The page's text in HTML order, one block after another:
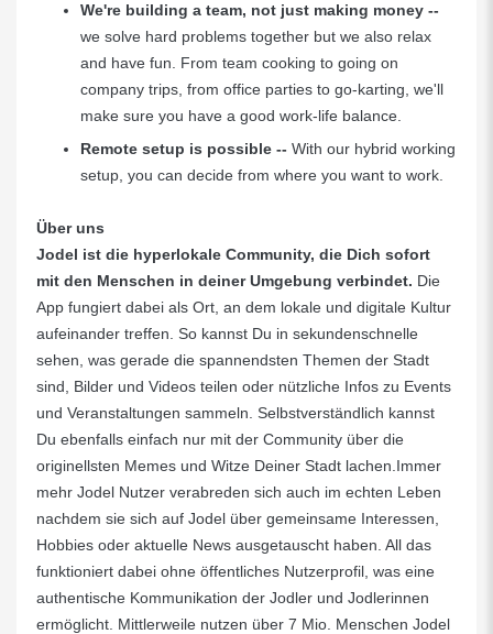
We're building a team, not just making money --
we solve hard problems together but we also relax
and have fun. From team cooking to going on
company trips, from office parties to go-karting, we'll
make sure you have a good work-life balance.
Remote setup is possible -- With our hybrid working
setup, you can decide from where you want to work.
Über uns
Jodel ist die hyperlokale Community, die Dich sofort
mit den Menschen in deiner Umgebung verbindet. Die
App fungiert dabei als Ort, an dem lokale und digitale Kultur
aufeinander treffen. So kannst Du in sekundenschnelle
sehen, was gerade die spannendsten Themen der Stadt
sind, Bilder und Videos teilen oder nützliche Infos zu Events
und Veranstaltungen sammeln. Selbstverständlich kannst
Du ebenfalls einfach nur mit der Community über die
originellsten Memes und Witze Deiner Stadt lachen.Immer
mehr Jodel Nutzer verabreden sich auch im echten Leben
nachdem sie sich auf Jodel über gemeinsame Interessen,
Hobbies oder aktuelle News ausgetauscht haben. All das
funktioniert dabei ohne öffentliches Nutzerprofil, was eine
authentische Kommunikation der Jodler und Jodlerinnen
ermöglicht. Mittlerweile nutzen über 7 Mio. Menschen Jodel